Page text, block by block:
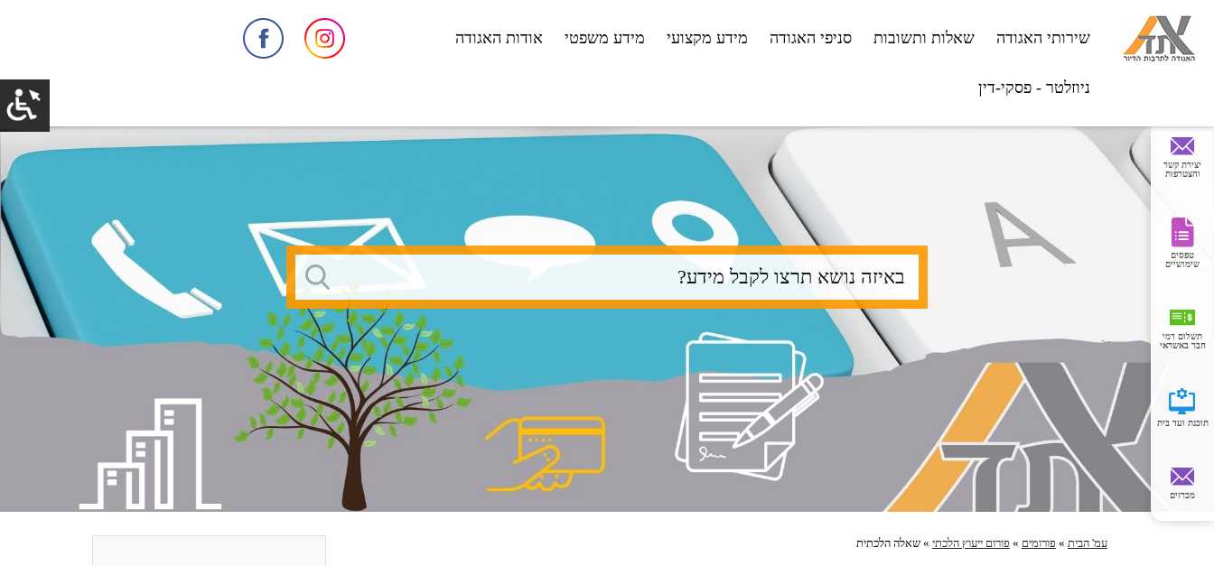
לתוכן
שירותי האגודה שאלות ותשובות סניפי האגודה מידע מקצועי מידע משפטי אודות האגודה
ניוזלטר - פסקי-דין
טופס
חיפוש
עמ' הבית » פורומים » פורום ייעוץ הלכתי »שאלה הלכתית
יצירת קשר
והצטרפות
טפסים
שימושיים
תשלום דמי
חבר באשראי
תוכנת ועד בית
מכרזים